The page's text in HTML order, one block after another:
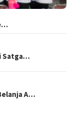
Satga…
A…